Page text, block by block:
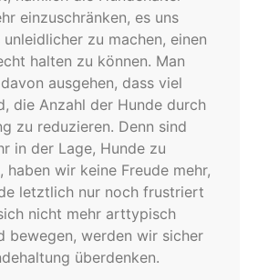
einzuschränken, es uns
zu machen, einen
halten zu können. Man
ausgehen, dass viel
die Anzahl der Hunde durch
zu reduzieren. Denn sind
in der Lage, Hunde zu
haben wir keine Freude mehr,
letztlich nur noch frustriert
nicht mehr arttypisch
bewegen, werden wir sicher
überdenken.